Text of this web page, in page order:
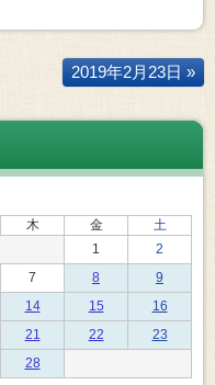
2019年2月23日 »
木 金
土
1
2
7 8
9
14 15
16
21 22
23
28